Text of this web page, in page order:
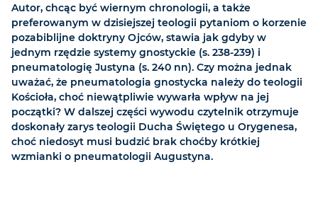
Autor, chcąc być wiernym chronologii, a także
preferowanym w dzisiejszej teologii pytaniom o korzenie
pozabiblijne doktryny Ojców, stawia jak gdyby w
jednym rzędzie systemy gnostyckie (s. 238-239) i
pneumatologię Justyna (s. 240 nn). Czy można jednak
uważać, że pneumatologia gnostycka należy do teologii
Kościoła, choć niewątpliwie wywarła wpływ na jej
początki? W dalszej części wywodu czytelnik otrzymuje
doskonały zarys teologii Ducha Świętego u Orygenesa,
choć niedosyt musi budzić brak choćby krótkiej
wzmianki o pneumatologii Augustyna.